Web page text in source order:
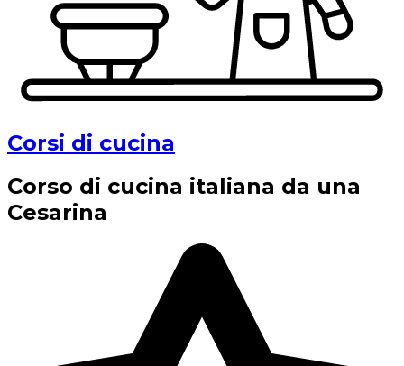
Corsi di cucina
Corso di cucina italiana da una
Cesarina